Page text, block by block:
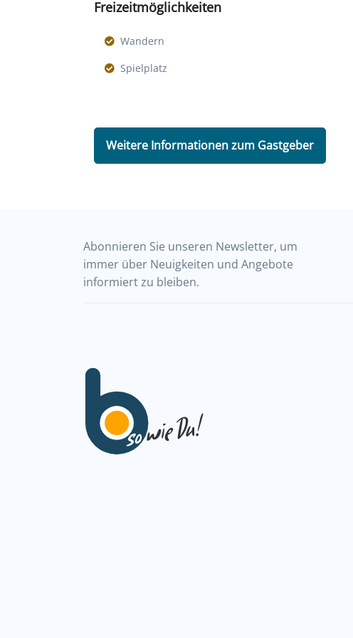
Freizeitmöglichkeiten
Wandern
Spielplatz
Weitere Informationen zum Gastgeber
Abonnieren Sie unseren Newsletter, um
immer über Neuigkeiten und Angebote
informiert zu bleiben.